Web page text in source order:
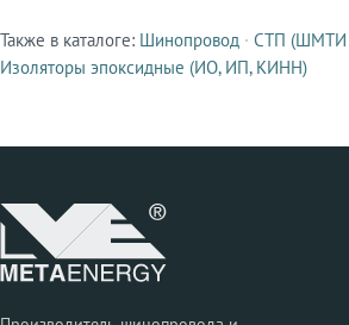
Смежные продукты
Также в каталоге: Шинопровод · СТП
Изоляторы эпоксидные (ИО, ИП, КИНН)